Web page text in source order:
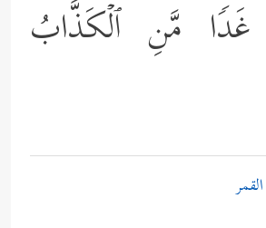
غَدࣰا مَّنِ ٱلۡكَذَّابُ
القمر